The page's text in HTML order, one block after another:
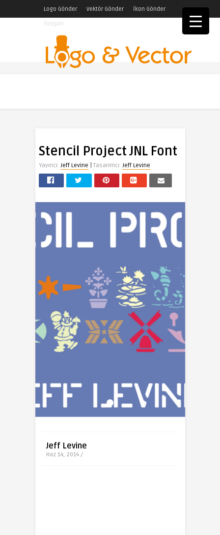
Logo Gönder Vektör Gönder
İkon Gönder
İletişim
Stencil Project JNL Font
Yayıncı: Jeff Levine |Tasarımcı: Jeff Levine
Jeff Levine
Haz 14, 2014 /